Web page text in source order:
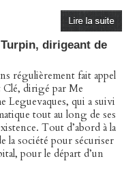
dirigeant de
régulièrement fait appel
Clé, dirigé par Me
Leguevaques, qui a suivi
tout au long de ses
Tout d’abord à la
la société pour sécuriser
pour le départ d’un